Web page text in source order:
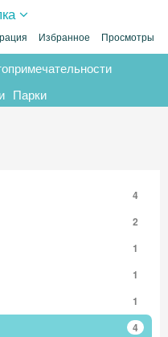
Избранное Просмотры
Парки
4
2
1
1
1
4